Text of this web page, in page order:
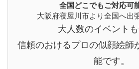
全国どこでもご対応可
大阪府寝屋川市より全国へ出
大人数のイベントも
信頼のおけるプロの似顔絵師
能です。